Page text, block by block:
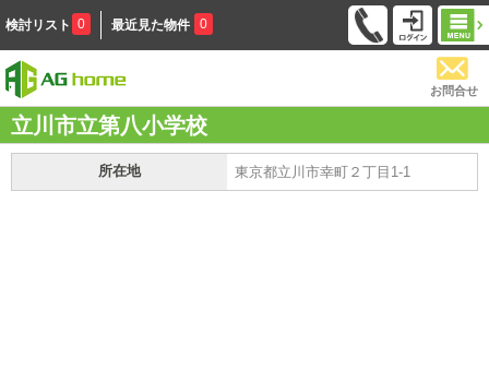
検討リスト 0 最近見た物件 0
お問合せ
立川市立第八小学校
所在地 東京都立川市幸町２丁目1-1